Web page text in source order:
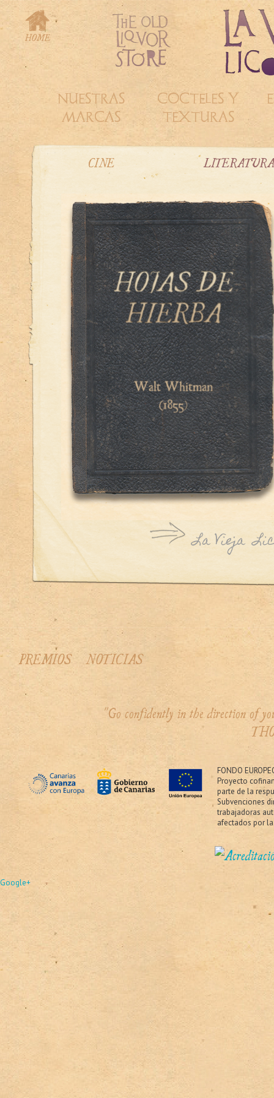
NUESTRAS
MARCAS
COCTELES Y
TEXTURAS
CINE LITERATURA
PREMIOS NOTICIAS
"Go confidently in the direction of
FONDO
Proyecto
parte de la
Subvenciones
trabajadoras
afectados por
Google+